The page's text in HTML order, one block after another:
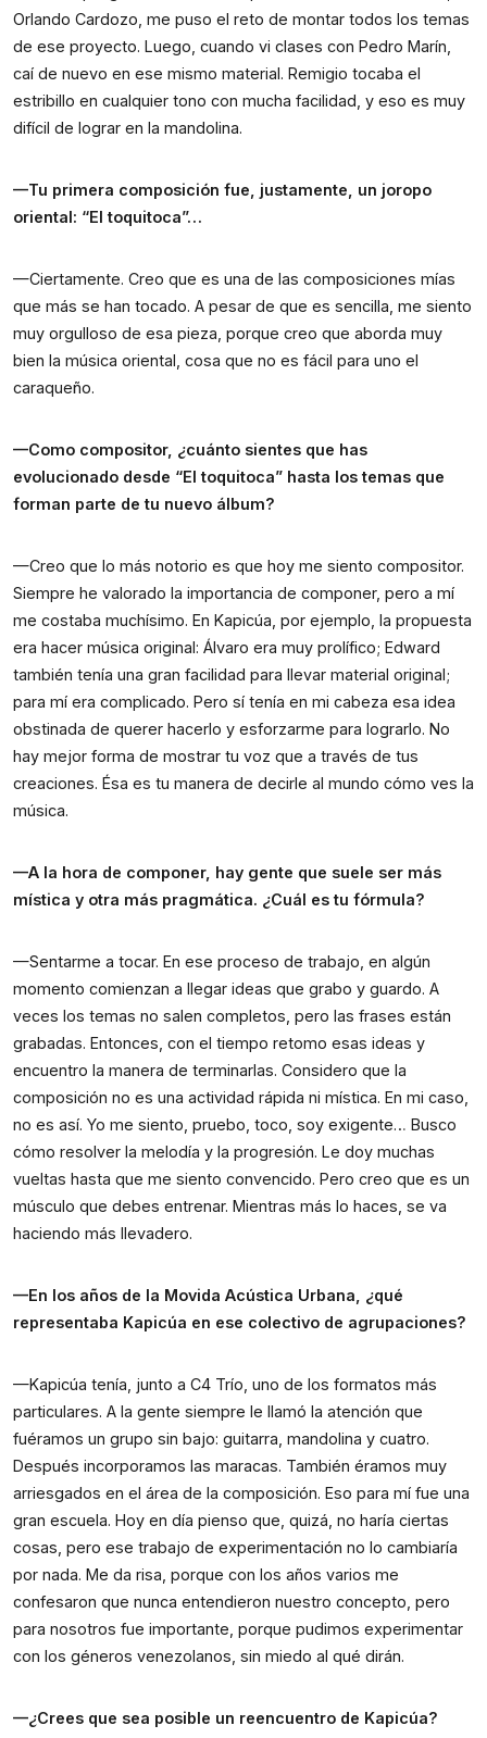
Orlando Cardozo, me puso el reto de montar todos los temas
de ese proyecto. Luego, cuando vi clases con Pedro Marín,
caí de nuevo en ese mismo material. Remigio tocaba el
estribillo en cualquier tono con mucha facilidad, y eso es muy
difícil de lograr en la mandolina.
—Tu primera composición fue, justamente, un joropo
oriental: “El toquitoca”…
—Ciertamente. Creo que es una de las composiciones mías
que más se han tocado. A pesar de que es sencilla, me siento
muy orgulloso de esa pieza, porque creo que aborda muy
bien la música oriental, cosa que no es fácil para uno el
caraqueño.
—Como compositor, ¿cuánto sientes que has
evolucionado desde “El toquitoca” hasta los temas que
forman parte de tu nuevo álbum?
—Creo que lo más notorio es que hoy me siento compositor.
Siempre he valorado la importancia de componer, pero a mí
me costaba muchísimo. En Kapicúa, por ejemplo, la propuesta
era hacer música original: Álvaro era muy prolífico; Edward
también tenía una gran facilidad para llevar material original;
para mí era complicado. Pero sí tenía en mi cabeza esa idea
obstinada de querer hacerlo y esforzarme para lograrlo. No
hay mejor forma de mostrar tu voz que a través de tus
creaciones. Ésa es tu manera de decirle al mundo cómo ves la
música.
—A la hora de componer, hay gente que suele ser más
mística y otra más pragmática. ¿Cuál es tu fórmula?
—Sentarme a tocar. En ese proceso de trabajo, en algún
momento comienzan a llegar ideas que grabo y guardo. A
veces los temas no salen completos, pero las frases están
grabadas. Entonces, con el tiempo retomo esas ideas y
encuentro la manera de terminarlas. Considero que la
composición no es una actividad rápida ni mística. En mi caso,
no es así. Yo me siento, pruebo, toco, soy exigente… Busco
cómo resolver la melodía y la progresión. Le doy muchas
vueltas hasta que me siento convencido. Pero creo que es un
músculo que debes entrenar. Mientras más lo haces, se va
haciendo más llevadero.
—En los años de la Movida Acústica Urbana, ¿qué
representaba Kapicúa en ese colectivo de agrupaciones?
—Kapicúa tenía, junto a C4 Trío, uno de los formatos más
particulares. A la gente siempre le llamó la atención que
fuéramos un grupo sin bajo: guitarra, mandolina y cuatro.
Después incorporamos las maracas. También éramos muy
arriesgados en el área de la composición. Eso para mí fue una
gran escuela. Hoy en día pienso que, quizá, no haría ciertas
cosas, pero ese trabajo de experimentación no lo cambiaría
por nada. Me da risa, porque con los años varios me
confesaron que nunca entendieron nuestro concepto, pero
para nosotros fue importante, porque pudimos experimentar
con los géneros venezolanos, sin miedo al qué dirán.
—¿Crees que sea posible un reencuentro de Kapicúa?